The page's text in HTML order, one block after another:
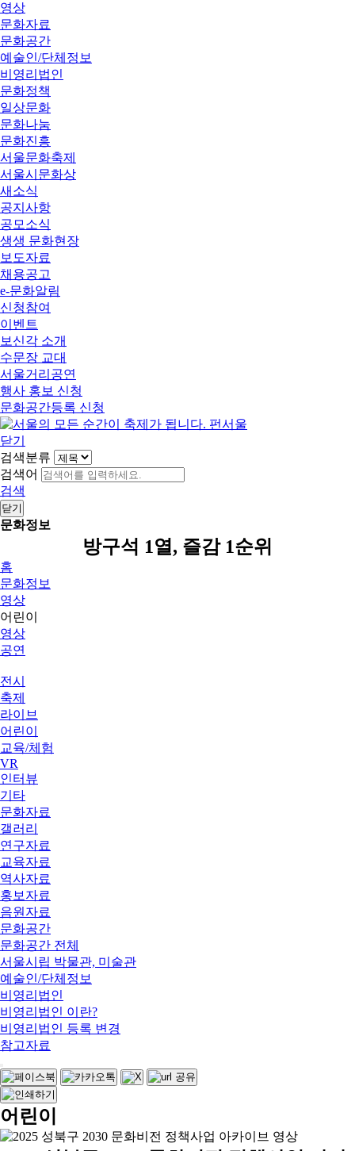
영상
문화자료
문화공간
예술인/단체정보
비영리법인
문화정책
일상문화
문화나눔
문화진흥
서울문화축제
서울시문화상
새소식
공지사항
공모소식
생생 문화현장
보도자료
채용공고
e-문화알림
신청참여
이벤트
보신각 소개
수문장 교대
서울거리공연
행사 홍보 신청
문화공간등록 신청
닫기
검색분류
검색어
검색
닫기
문화정보
방구석 1열, 즐감 1순위
홈
문화정보
영상
어린이
영상
공연
전시
축제
라이브
어린이
교육/체험
VR
인터뷰
기타
문화자료
갤러리
연구자료
교육자료
역사자료
홍보자료
음원자료
문화공간
문화공간 전체
서울시립 박물관, 미술관
예술인/단체정보
비영리법인
비영리법인 이란?
비영리법인 등록 변경
참고자료
어린이